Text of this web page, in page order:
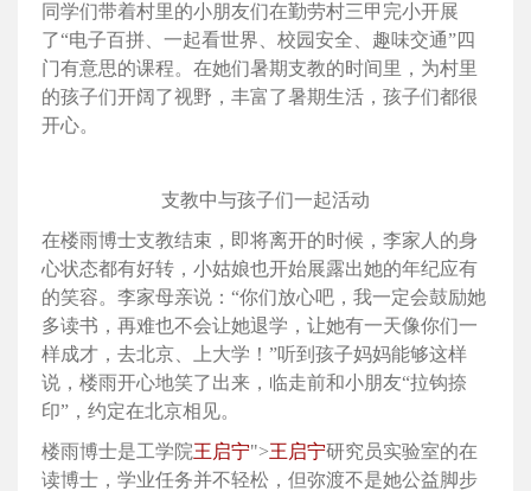
同学们带着村里的小朋友们在勤劳村三甲完小开展
了“电子百拼、一起看世界、校园安全、趣味交通”四
门有意思的课程。在她们暑期支教的时间里，为村里
的孩子们开阔了视野，丰富了暑期生活，孩子们都很
开心。
支教中与孩子们一起活动
在楼雨博士支教结束，即将离开的时候，李家人的身
心状态都有好转，小姑娘也开始展露出她的年纪应有
的笑容。李家母亲说：“你们放心吧，我一定会鼓励她
多读书，再难也不会让她退学，让她有一天像你们一
样成才，去北京、上大学！”听到孩子妈妈能够这样
说，楼雨开心地笑了出来，临走前和小朋友“拉钩捺
印”，约定在北京相见。
楼雨博士是工学院王启宁">王启宁研究员实验室的在
读博士，学业任务并不轻松，但弥渡不是她公益脚步